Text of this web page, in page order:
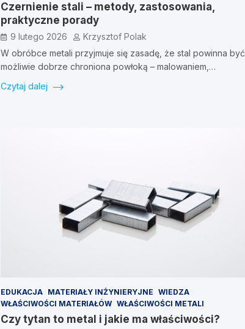
Czernienie stali – metody, zastosowania,
praktyczne porady
9 lutego 2026
Krzysztof Polak
W obróbce metali przyjmuje się zasadę, że stal powinna być
możliwie dobrze chroniona powłoką – malowaniem,…
Czytaj dalej
EDUKACJA MATERIAŁY INŻYNIERYJNE WIEDZA
WŁAŚCIWOŚCI MATERIAŁÓW WŁAŚCIWOŚCI METALI
Czy tytan to metal i jakie ma właściwości?